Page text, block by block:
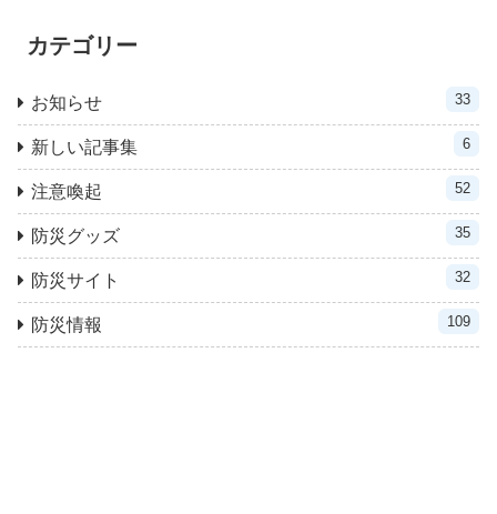
カテゴリー
お知らせ 33
新しい記事集 6
注意喚起 52
防災グッズ 35
防災サイト 32
防災情報 109